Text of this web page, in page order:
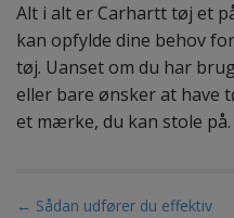
Alt i alt er Carhartt tøj et
kan opfylde dine behov
tøj. Uanset om du har
eller bare ønsker at have
et mærke, du kan stole på.
P
← Sådan udfører du effektiv